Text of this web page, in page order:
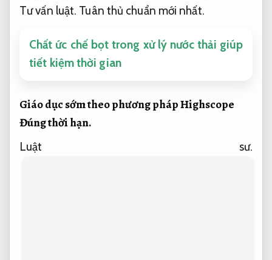
Tư vấn luật. Tuân thủ chuẩn mới nhất.
Chất ức chế bọt trong xử lý nước thải giúp
tiết kiệm thời gian
Giáo dục sớm theo phương pháp Highscope
Đúng thời hạn.
Luật sư.